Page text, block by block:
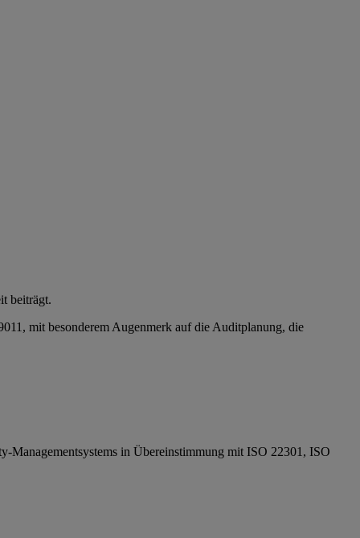
beiträgt.
mit besonderem Augenmerk auf die Auditplanung, die
Managementsystems in Übereinstimmung mit ISO 22301, ISO